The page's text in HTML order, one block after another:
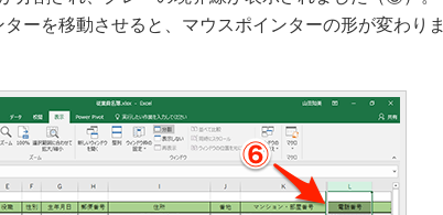
ーを移動させると、マウスポインターの形が変わりま